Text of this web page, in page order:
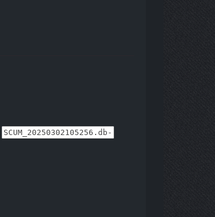
SCUM_20250302105256.db-